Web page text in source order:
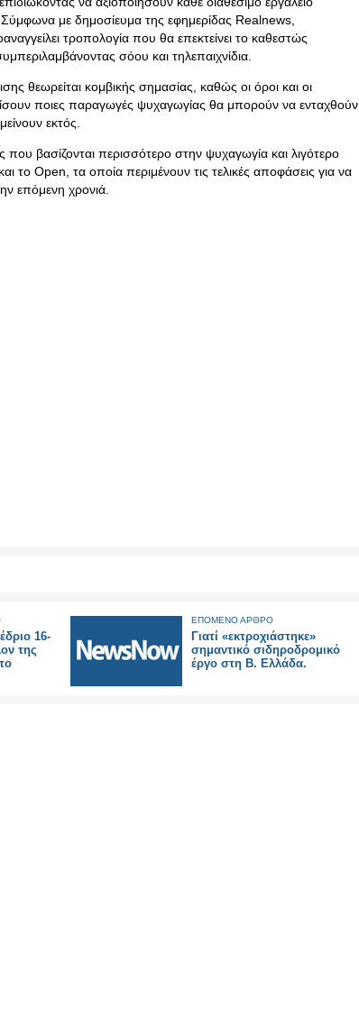
με δημοσίευμα της εφημερίδας Realnews,
τροπολογία που θα επεκτείνει το καθεστώς
σόου και τηλεπαιχνίδια.
θεωρείται κομβικής σημασίας, καθώς οι όροι και οι
ποιες παραγωγές ψυχαγωγίας θα μπορούν να ενταχθούν
εκτός.
που βασίζονται περισσότερο στην ψυχαγωγία και λιγότερο
Open, τα οποία περιμένουν τις τελικές αποφάσεις για να
επόμενη χρονιά.
16-
της
ΕΠΟΜΕΝΟ ΑΡΘΡΟ
Γιατί «εκτροχιάστηκε»
σημαντικό σιδηροδρομικό
έργο στη Β. Ελλάδα.